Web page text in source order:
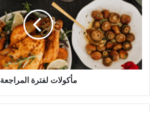
المراجعة
مأكولات لفترة المراجعة